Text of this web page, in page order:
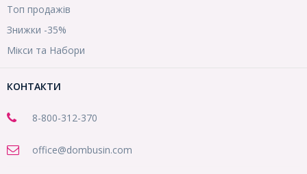
Топ продажів
Знижки -35%
Мікси та Набори
КОНТАКТИ
8-800-312-370
office@dombusin.com